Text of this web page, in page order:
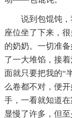
说到包馄饨
座位坐了下来，
的奶奶。一切准
了一大堆馅，接
面就只要把我的“
么卷都不对，便
手，一看就知道
显慢了许多，但